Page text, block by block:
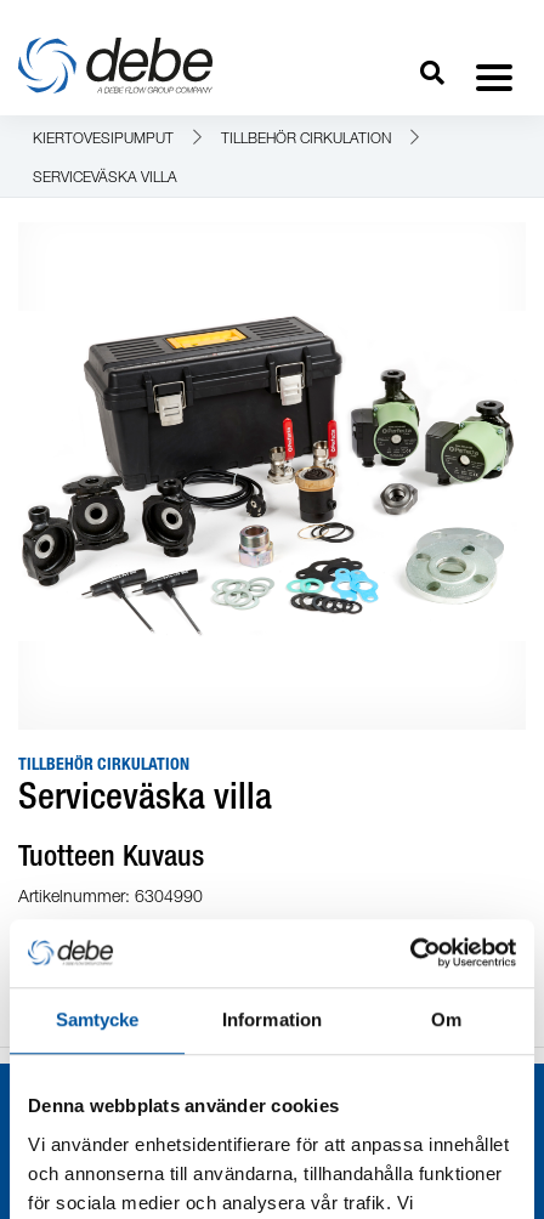
Samtycke Information Om
Denna webbplats använder cookies
Vi använder enhetsidentifierare för att anpassa innehållet
och annonserna till användarna, tillhandahålla funktioner
för sociala medier och analysera vår trafik. Vi
KIERTOVESIPUMPUT TILLBEHÖR CIRKULATION
SERVICEVÄSKA VILLA
TILLBEHÖR CIRKULATION
Serviceväska villa
Tuotteen Kuvaus
Artikelnummer: 6304990
Vikt: 14 kg
Liknande produkter